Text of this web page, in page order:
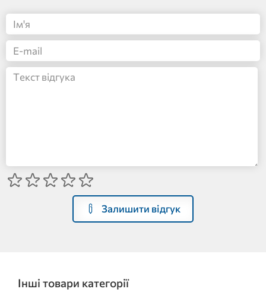
Залишити відгук
Інші товари категорії